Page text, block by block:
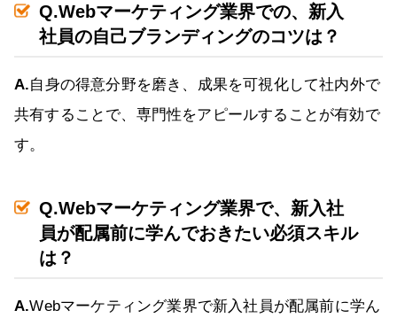
Q.Webマーケティング業界での、新入
社員の自己ブランディングのコツは？
A.自身の得意分野を磨き、成果を可視化して社内外で
共有することで、専門性をアピールすることが有効で
す。
Q.Webマーケティング業界で、新入社
員が配属前に学んでおきたい必須スキル
は？
A.Webマーケティング業界で新入社員が配属前に学ん